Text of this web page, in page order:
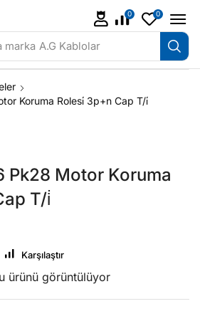
marka A.G Kablolar
0 0
Koruma Rolesi̇ 3p+n Cap T/i̇
Pk28 Motor Koruma
T/i̇
Karşılaştır
ürünü görüntülüyor